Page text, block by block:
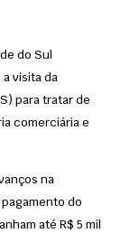
do Sul
a visita da
para tratar de
comerciária e
na
do
até R$ 5 mil